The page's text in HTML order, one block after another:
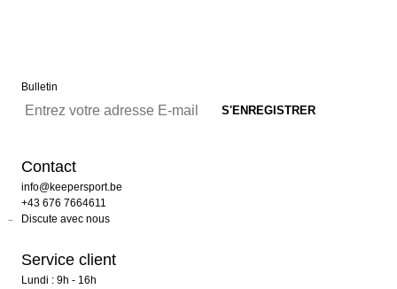
Bulletin
Contact
info@keepersport.be
+43 676 7664611
Discute avec nous
Service client
Lundi : 9h - 16h